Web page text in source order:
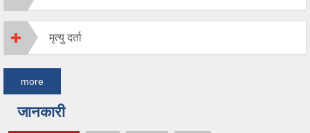
मृत्यु दर्ता
more
जानकारी